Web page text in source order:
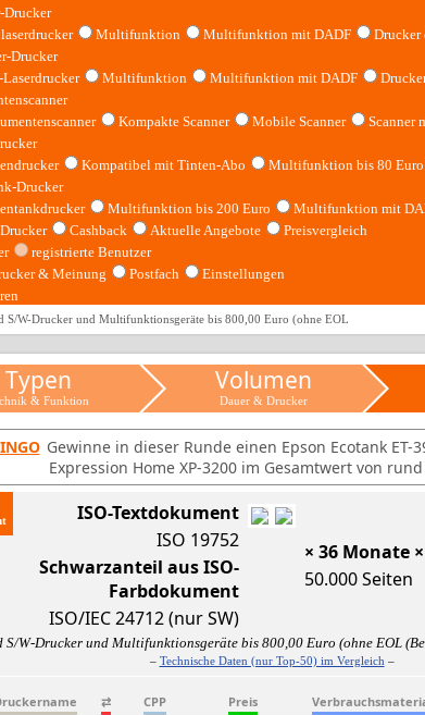
Drucker
Multifunktion Multifunktion mit DADF
Drucker
Drucker
Multifunktion Multifunktion mit DADF
Kompakte Scanner Mobile Scanner Scanner
Kompatibel mit Tinten-Abo Multifunktion bis 80 Euro
Drucker
Multifunktion bis 200 Euro Multifunktion mit
Cashback Aktuelle Angebote
Preisvergleich
registrierte Benutzer
& Meinung
Postfach
Einstellungen
S/W-Drucker und Multifunktionsgeräte bis 800,00 Euro (ohne EOL
Typen
& Funktion
Volumen
Dauer & Drucker
Gewinne in dieser Runde einen Epson Ecotank ET-
Expression Home XP-3200 im Gesamtwert von
ISO-Textdokument
ISO 19752
Schwarzanteil aus ISO-
Farbdokument
ISO/IEC 24712 (nur SW)
× 36 Monate
50.000 Seiten
S/W-Drucker und Multifunktionsgeräte bis 800,00 Euro (ohne EOL
– Technische Daten (nur Top-50) im Vergleich –
⇄ CPP Preis